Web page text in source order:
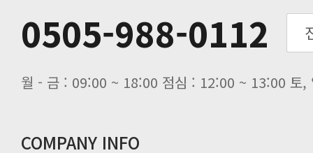
0505-988-0112
월 - 금 : 09:00 ~ 18:00 점심 : 12:00 ~ 13:00 토,
COMPANY INFO